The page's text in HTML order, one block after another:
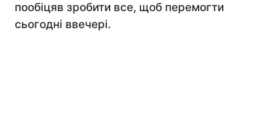
пообіцяв зробити все, щоб перемогти
сьогодні ввечері.